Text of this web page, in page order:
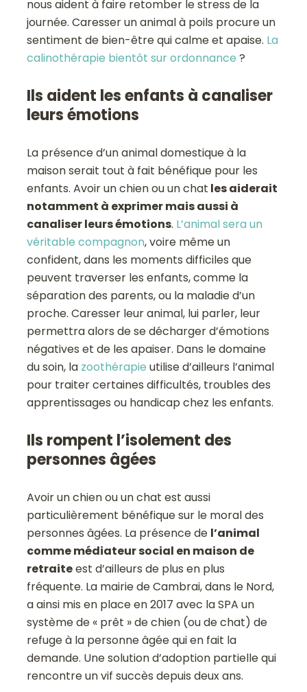
nous aident à faire retomber le stress de la
journée. Caresser un animal à poils procure un
sentiment de bien-être qui calme et apaise. La
calinothérapie bientôt sur ordonnance ?
Ils aident les enfants à canaliser
leurs émotions
La présence d’un animal domestique à la
maison serait tout à fait bénéfique pour les
enfants. Avoir un chien ou un chat les aiderait
notamment à exprimer mais aussi à
canaliser leurs émotions. L’animal sera un
véritable compagnon, voire même un
confident, dans les moments difficiles que
peuvent traverser les enfants, comme la
séparation des parents, ou la maladie d’un
proche. Caresser leur animal, lui parler, leur
permettra alors de se décharger d’émotions
négatives et de les apaiser. Dans le domaine
du soin, la zoothérapie utilise d’ailleurs l’animal
pour traiter certaines difficultés, troubles des
apprentissages ou handicap chez les enfants.
Ils rompent l’isolement des
personnes âgées
Avoir un chien ou un chat est aussi
particulièrement bénéfique sur le moral des
personnes âgées. La présence de l’animal
comme médiateur social en maison de
retraiteest d’ailleurs de plus en plus
fréquente. La mairie de Cambrai, dans le Nord,
a ainsi mis en place en 2017 avec la SPA un
système de « prêt » de chien (ou de chat) de
refuge à la personne âgée qui en fait la
demande. Une solution d’adoption partielle qui
rencontre un vif succès depuis deux ans.